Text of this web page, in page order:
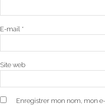
E-mail *
Site web
Enregistrer mon nom, mon